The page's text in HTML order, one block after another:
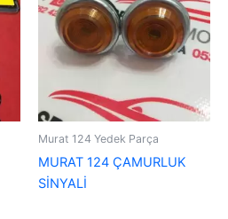
Murat 124 Yedek Parça
MURAT 124 ÇAMURLUK
SİNYALİ